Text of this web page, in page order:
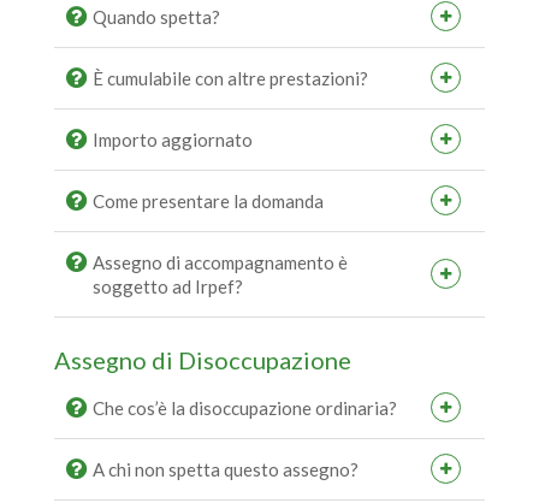
Quando spetta?
È cumulabile con altre prestazioni?
Importo aggiornato
Come presentare la domanda
Assegno di accompagnamento è
soggetto ad Irpef?
Assegno di Disoccupazione
Che cos’è la disoccupazione ordinaria?
A chi non spetta questo assegno?